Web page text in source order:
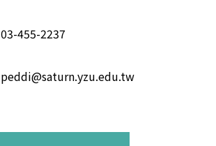
03-455-2237
peddi@saturn.yzu.edu.tw